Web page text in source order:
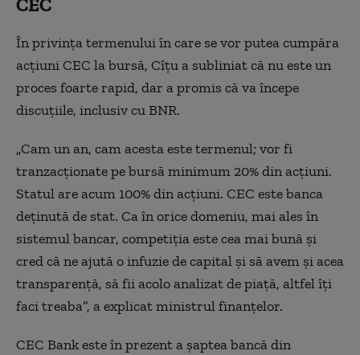
CEC
În privinţa termenului în care se vor putea cumpăra
acţiuni CEC la bursă, Cîţu a subliniat că nu este un
proces foarte rapid, dar a promis că va începe
discuţiile, inclusiv cu BNR.
„Cam un an, cam acesta este termenul; vor fi
tranzacţionate pe bursă minimum 20% din acţiuni.
Statul are acum 100% din acţiuni. CEC este banca
deţinută de stat. Ca în orice domeniu, mai ales în
sistemul bancar, competiţia este cea mai bună şi
cred că ne ajută o infuzie de capital şi să avem şi acea
transparenţă, să fii acolo analizat de piaţă, altfel îți
faci treaba”, a explicat ministrul finanţelor.
CEC Bank este în prezent a şaptea bancă din